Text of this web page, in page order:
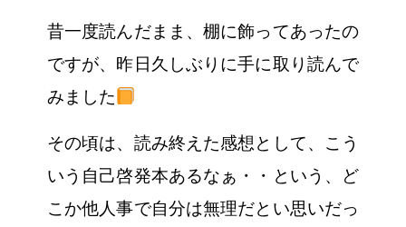
昔一度読んだまま、棚に飾ってあったの
ですが、昨日久しぶりに手に取り読んで
みました
その頃は、読み終えた感想として、こう
いう自己啓発本あるなぁ・・という、ど
こか他人事で自分は無理だとい思いだっ